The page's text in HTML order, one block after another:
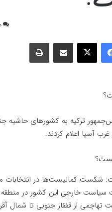
0
فیسبوک ایکس اشتراک گذاری با ایمیل چاپ
ترکیه به کشورهای حاشیه
آسیا اعلام کردند.
شکست کمالیست‌ها در
خارجی این کشور در منطقه
از قفقاز جنوبی تا شمال